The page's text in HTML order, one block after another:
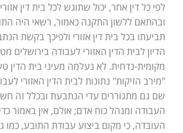
לפי כל דין אחר, יכול שתוגש לכל בית דין
ובהתאם ללשון התקנה כאמור, רשאי היה
תביעתו בכל בית דין אזורי ולפיכך בקשת
הדיון לבית הדין האזורי לעבודה בירושלים
מקומית-נדחית. לא נעלמה מעיני בית הדין
"מירב הזיקות" נתונות לבית הדין האזורי
שם גם מתגוררים עדי הנתבעת ובכלל זה
העבודה ומנהל כוח אדם; אולם, אין באמור
העובדה, כי מקום ביצוע עבודת התובע,